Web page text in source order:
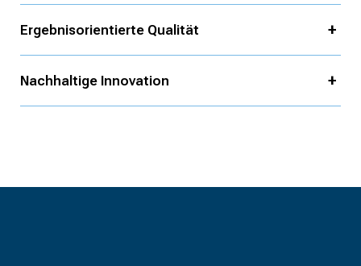
Ergebnisorientierte Qualität
Nachhaltige Innovation